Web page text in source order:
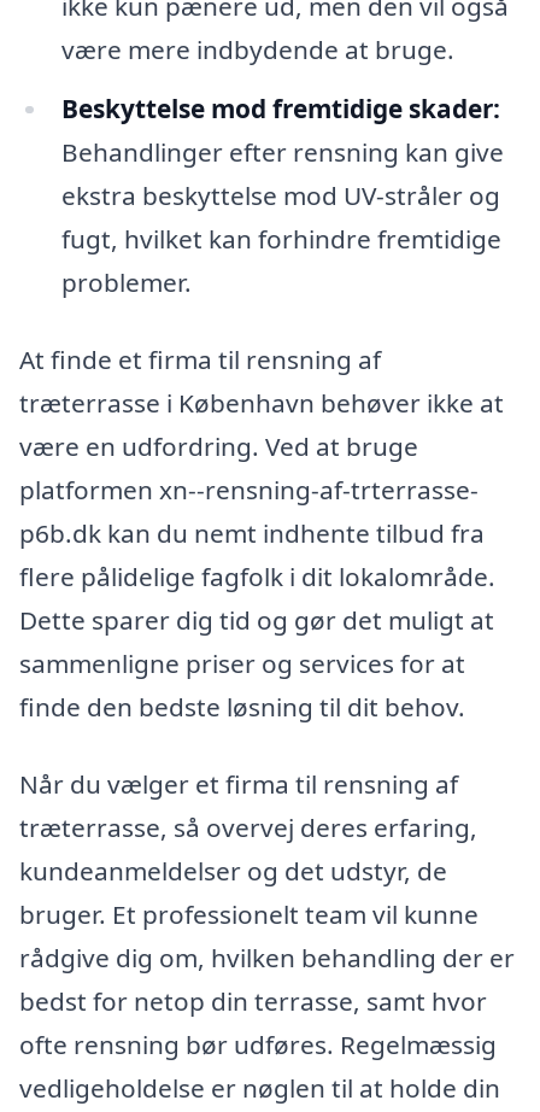
være mere indbydende at bruge.
Beskyttelse mod fremtidige skader:
Behandlinger efter rensning kan give
ekstra beskyttelse mod UV-stråler og
fugt, hvilket kan forhindre fremtidige
problemer.
At finde et firma til rensning af
træterrasse i København behøver ikke at
være en udfordring. Ved at bruge
platformen xn--rensning-af-trterrasse-
p6b.dk kan du nemt indhente tilbud fra
flere pålidelige fagfolk i dit lokalområde.
Dette sparer dig tid og gør det muligt at
sammenligne priser og services for at
finde den bedste løsning til dit behov.
Når du vælger et firma til rensning af
træterrasse, så overvej deres erfaring,
kundeanmeldelser og det udstyr, de
bruger. Et professionelt team vil kunne
rådgive dig om, hvilken behandling der er
bedst for netop din terrasse, samt hvor
ofte rensning bør udføres. Regelmæssig
vedligeholdelse er nøglen til at holde din